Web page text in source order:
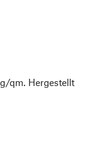
qm. Hergestellt